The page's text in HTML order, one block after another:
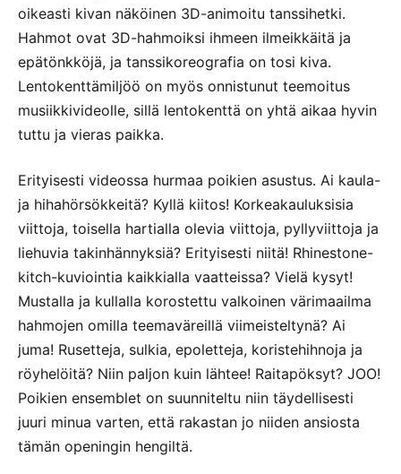
oikeasti kivan näköinen 3D-animoitu tanssihetki.
Hahmot ovat 3D-hahmoiksi ihmeen ilmeikkäitä ja
epätönkköjä, ja tanssikoreografia on tosi kiva.
Lentokenttämiljöö on myös onnistunut teemoitus
musiikkivideolle, sillä lentokenttä on yhtä aikaa hyvin
tuttu ja vieras paikka.
Erityisesti videossa hurmaa poikien asustus. Ai kaula-
ja hihahörsökkeitä? Kyllä kiitos! Korkeakauluksisia
viittoja, toisella hartialla olevia viittoja, pyllyviittoja ja
liehuvia takinhännyksiä? Erityisesti niitä! Rhinestone-
kitch-kuviointia kaikkialla vaatteissa? Vielä kysyt!
Mustalla ja kullalla korostettu valkoinen värimaailma
hahmojen omilla teemaväreillä viimeisteltynä? Ai
juma! Rusetteja, sulkia, epoletteja, koristehihnoja ja
röyhelöitä? Niin paljon kuin lähtee! Raitapöksyt? JOO!
Poikien ensemblet on suunniteltu niin täydellisesti
juuri minua varten, että rakastan jo niiden ansiosta
tämän openingin hengiltä.